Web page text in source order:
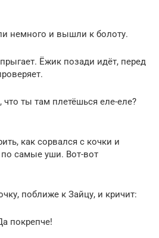
немного и вышли к болоту.
Ёжик позади идёт, перед
ты там плетёшься еле-еле?
как сорвался с кочки и
самые уши. Вот-вот
поближе к Зайцу, и кричит:
покрепче!